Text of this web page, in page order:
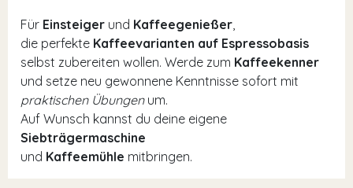
Für Einsteiger und Kaffeegenießer,
die perfekte Kaffeevarianten auf Espressobasis
selbst zubereiten wollen. Werde zum Kaffeekenner
und setze neu gewonnene Kenntnisse sofort mit
praktischen Übungenum.
Auf Wunsch kannst du deine eigene
Siebträgermaschine
und Kaffeemühle mitbringen.